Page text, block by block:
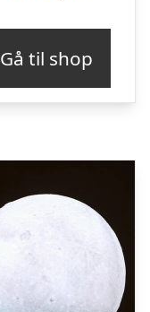
Gå til shop